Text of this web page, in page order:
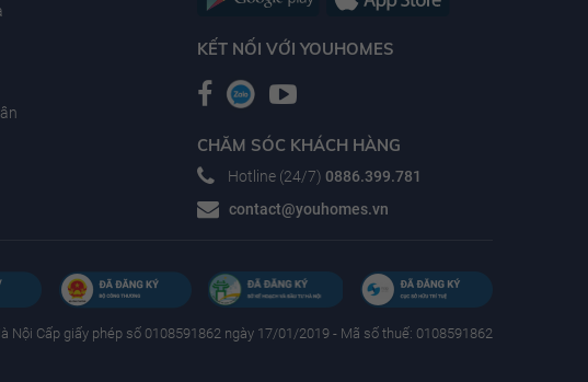
KẾT NỐI VỚI YOUHOMES
CHĂM SÓC KHÁCH HÀNG
Hotline (24/7) 0886.399.781
contact@youhomes.vn
Nội Cấp giấy phép số 0108591862 ngày 17/01/2019 - Mã số thuế: 0108591862